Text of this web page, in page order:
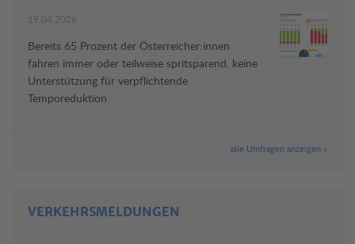
19.04.2026
Bereits 65 Prozent der Österreicher:innen
fahren immer oder teilweise spritsparend, keine
Unterstützung für verpflichtende
Temporeduktion
alle Umfragen anzeigen »
VERKEHRSMELDUNGEN